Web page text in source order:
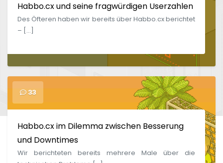
Habbo.cx und seine fragwürdigen Userzahlen
Des Öfteren haben wir bereits über Habbo.cx berichtet
– […]
33
Habbo.cx im Dilemma zwischen Besserung
und Downtimes
Wir berichteten bereits mehrere Male über die